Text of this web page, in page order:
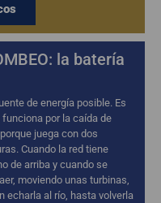
la batería
de energía posible. Es
por la caída de
juega con dos
Cuando la red tiene
de arriba y cuando se
moviendo unas turbinas,
echarla al río, hasta volverla